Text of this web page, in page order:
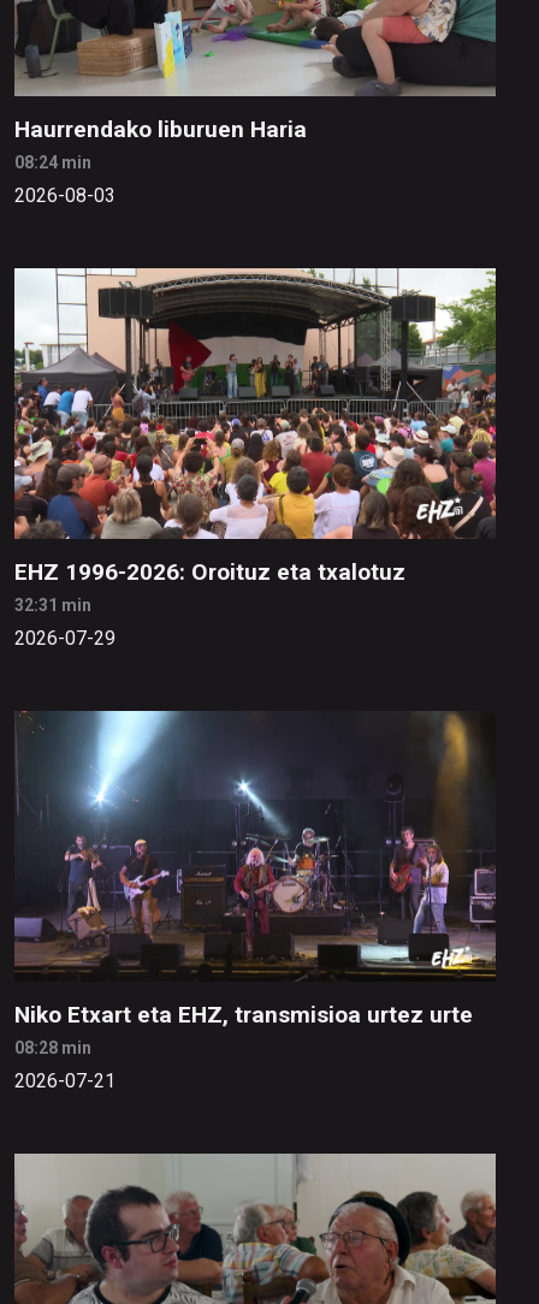
Haurrendako liburuen Haria
08:24 min
2026-08-03
EHZ 1996-2026: Oroituz eta txalotuz
32:31 min
2026-07-29
Niko Etxart eta EHZ, transmisioa urtez urte
08:28 min
2026-07-21